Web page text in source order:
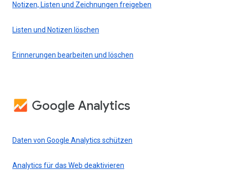
Notizen, Listen und Zeichnungen freigeben
Listen und Notizen löschen
Erinnerungen bearbeiten und löschen
Google Analytics
Daten von Google Analytics schützen
Analytics für das Web deaktivieren